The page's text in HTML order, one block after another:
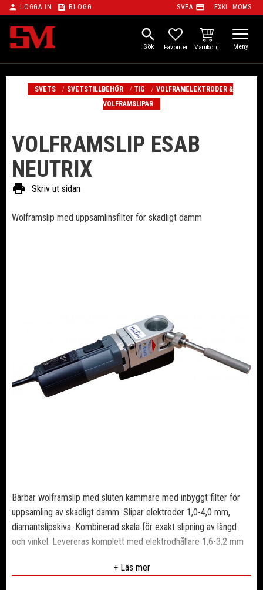
Meny
person LOGGA IN feed BLOGG SVEA payment EXKL. MOMS
search
FAVORITER
KUNDVAGN
SVETS SVETSTILLBEHÖR TIG
VOLFRAMELEKTRODER &
VOLFRAMSLIPAR
VOLFRAMSLIP ESAB
NEUTRIX
print Skriv ut sidan
Wolframslip med uppsamlinsfilter för skadligt damm
Bärbar wolframslip med s luten kammare med inbyggt filter för
uppsamling av skadligt damm. Slipar elektroder 1,0-4,0 mm,
diamantslipskiva. Kombinerad skala för exakt slipning av längd
och vinkel. Levereras komplett med elektrodhållare 1,6-3,2 mm
+ Läs mer